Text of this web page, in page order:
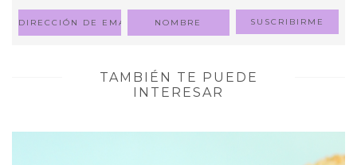
TAMBIÉN TE PUEDE
INTERESAR